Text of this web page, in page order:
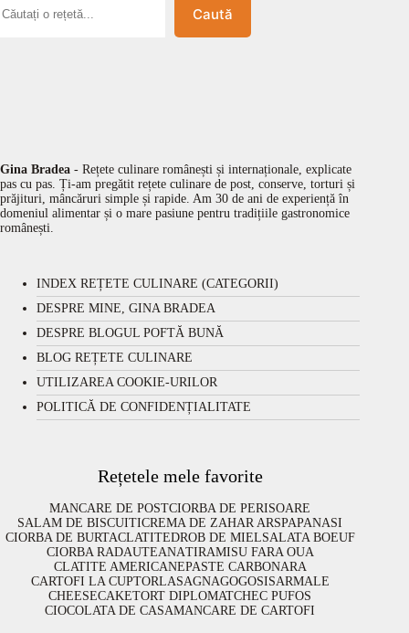
Caută
Gina Bradea - Rețete culinare românești și internaționale, explicate
pas cu pas. Ți-am pregătit rețete culinare de post, conserve, torturi și
prăjituri, mâncăruri simple și rapide. Am 30 de ani de experiență în
domeniul alimentar și o mare pasiune pentru tradițiile gastronomice
românești.
INDEX REȚETE CULINARE (CATEGORII)
DESPRE MINE, GINA BRADEA
DESPRE BLOGUL POFTĂ BUNĂ
BLOG REȚETE CULINARE
UTILIZAREA COOKIE-URILOR
POLITICĂ DE CONFIDENȚIALITATE
Rețetele mele favorite
MANCARE DE POSTCIORBA DE PERISOARE
SALAM DE BISCUITICREMA DE ZAHAR ARSPAPANASI
CIORBA DE BURTACLATITEDROB DE MIELSALATA BOEUF
CIORBA RADAUTEANATIRAMISU FARA OUA
CLATITE AMERICANEPASTE CARBONARA
CARTOFI LA CUPTORLASAGNAGOGOSISARMALE
CHEESECAKETORT DIPLOMATCHEC PUFOS
CIOCOLATA DE CASAMANCARE DE CARTOFI